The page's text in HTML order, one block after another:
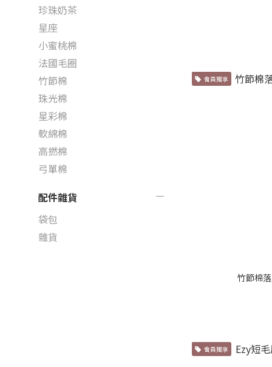
珍珠奶茶
星座
小蜜桃棉
法國毛圈
竹節棉
珠光棉
星彩棉
軟綿棉
高撚棉
弓單棉
配件雜貨
袋包
雜貨
會員獨享
竹節棉
會員獨享